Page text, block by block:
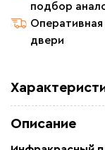
подбор
двери
Описание